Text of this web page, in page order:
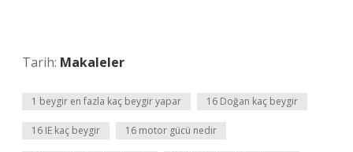
Tarih: Makaleler
1 beygir en fazla kaç beygir yapar 16 Doğan kaç beygir
16 IE kaç beygir 16 motor gücü nedir